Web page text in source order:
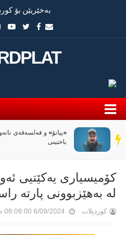
بەخێربێن بۆ
سەر
دێڕ
سیاسەتی
کۆمیسیاری یەکێتیی
لە بەهێزبوونی پارتە
کوردپلات 6/09/2024 08:08:00 ص